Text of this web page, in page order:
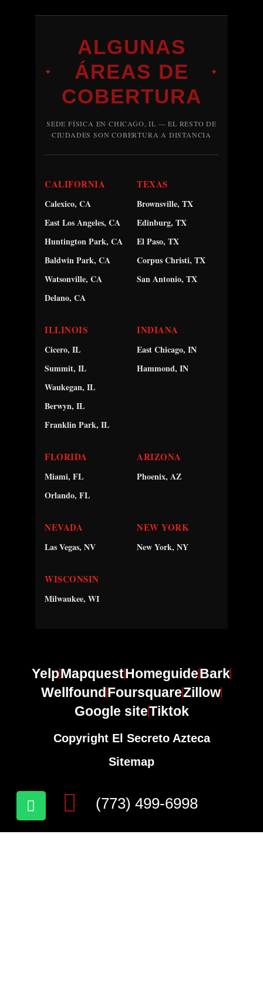
✦
ALGUNAS
ÁREAS DE
COBERTURA
✦
SEDE FÍSICA EN CHICAGO, IL — EL RESTO DE
CIUDADES SON COBERTURA A DISTANCIA
CALIFORNIA
Calexico, CA
East Los Angeles, CA
Huntington Park, CA
Baldwin Park, CA
Watsonville, CA
Delano, CA
TEXAS
Brownsville, TX
Edinburg, TX
El Paso, TX
Corpus Christi, TX
San Antonio, TX
ILLINOIS
Cicero, IL
Summit, IL
Waukegan, IL
Berwyn, IL
Franklin Park, IL
INDIANA
East Chicago, IN
Hammond, IN
FLORIDA
Miami, FL
Orlando, FL
ARIZONA
Phoenix, AZ
NEVADA
Las Vegas, NV
NEW YORK
New York, NY
WISCONSIN
Milwaukee, WI
YelpMapquestHomeguideBark
Wellfound FoursquareZillow
Google siteTiktok
Copyright El Secreto Azteca
Sitemap
(773) 499-6998